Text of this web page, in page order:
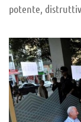
potente,